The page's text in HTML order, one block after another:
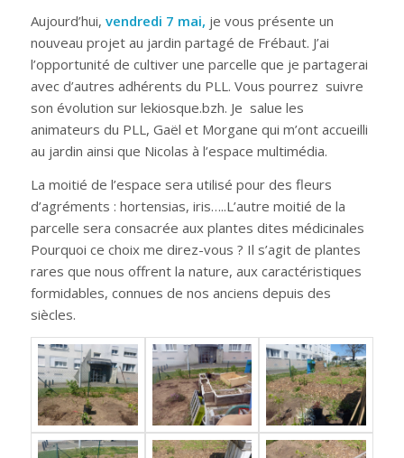
Aujourd’hui, vendredi 7 mai, je vous présente un
nouveau projet au jardin partagé de Frébaut. J’ai
l’opportunité de cultiver une parcelle que je partagerai
avec d’autres adhérents du PLL. Vous pourrez suivre
son évolution sur lekiosque.bzh. Je salue les
animateurs du PLL, Gaël et Morgane qui m’ont accueilli
au jardin ainsi que Nicolas à l’espace multimédia.
La moitié de l’espace sera utilisé pour des fleurs
d’agréments : hortensias, iris…..L’autre moitié de la
parcelle sera consacrée aux plantes dites médicinales
Pourquoi ce choix me direz-vous ? Il s’agit de plantes
rares que nous offrent la nature, aux caractéristiques
formidables, connues de nos anciens depuis des
siècles.